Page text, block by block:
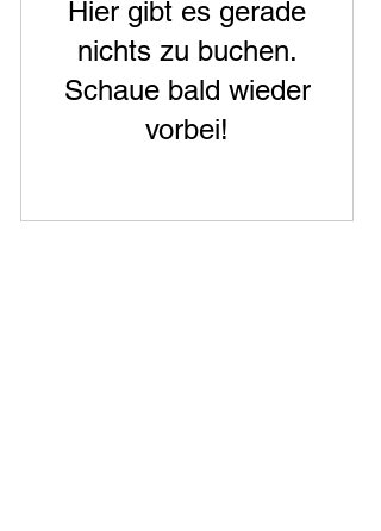
Hier gibt es gerade
nichts zu buchen.
Schaue bald wieder
vorbei!